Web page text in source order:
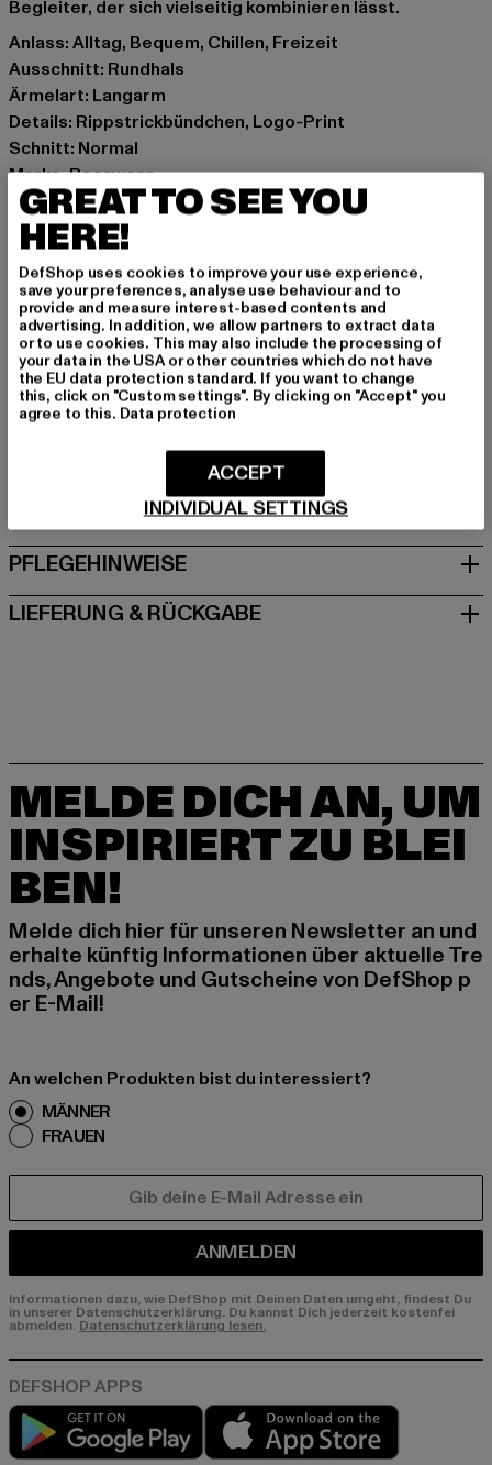
Begleiter, der sich vielseitig kombinieren lässt.
Anlass: Alltag, Bequem, Chillen, Freizeit
Ausschnitt: Rundhals
Ärmelart: Langarm
Details: Rippstrickbündchen, Logo-Print
Schnitt: Normal
Marke: Rocawear
Kat.: Sweaters
Farbe: grau
Hersteller Farbe: grey
Materialzusammensetzung: 80% Baumwolle, 20%
Polyester
Art.Nr: RWCN005-00111
Hersteller: TB International GmbH |info@tbint.de
Dr.-Robert-Murjahn-Straße 7 | 64372 Ober-Ramstadt |
GRÖSSE & PASSFORM
PFLEGEHINWEISE
LIEFERUNG & RÜCKGABE
MELDE DICH AN, UM
INSPIRIERT ZU BLEI
BEN!
Melde dich hier für unseren Newsletter an und
erhalte künftig Informationen über aktuelle Tre
nds, Angebote und Gutscheine von DefShop p
er E-Mail!
An welchen Produkten bist du interessiert?
MÄNNER
FRAUEN
ANMELDEN
Informationen dazu, wie DefShop mit Deinen Daten umgeht, findest Du
in unserer Datenschutzerklärung. Du kannst Dich jederzeit kostenfei
abmelden. Datenschutzerklärung lesen.
Play market
GREAT TO SEE YOU
HERE!
DefShop uses cookies to improve your use experience,
save your preferences, analyse use behaviour and to
provide and measure interest-based contents and
advertising. In addition, we allow partners to extract data
or to use cookies. This may also include the processing of
your data in the USA or other countries which do not have
the EU data protection standard. If you want to change
this, click on "Custom settings". By clicking on "Accept" you
agree to this. Data protection
INDIVIDUAL SETTINGS
ACCEPT